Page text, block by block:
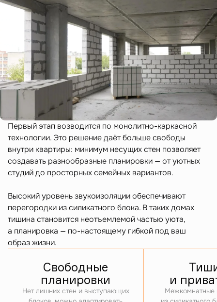
Первый этап возводится по монолитно-каркасной
технологии. Это решение даёт больше свободы
внутри квартиры: минимум несущих стен позволяет
создавать разнообразные планировки — от уютных
студий до просторных семейных вариантов.
Высокий уровень звукоизоляции обеспечивают
перегородки из силикатного блока. В таких домах
тишина становится неотъемлемой частью уюта,
а планировка — по-настоящему гибкой под ваш
образ жизни.
Свободные
планировки
Нет лишних стен и выступающих
и
Межкомнатные